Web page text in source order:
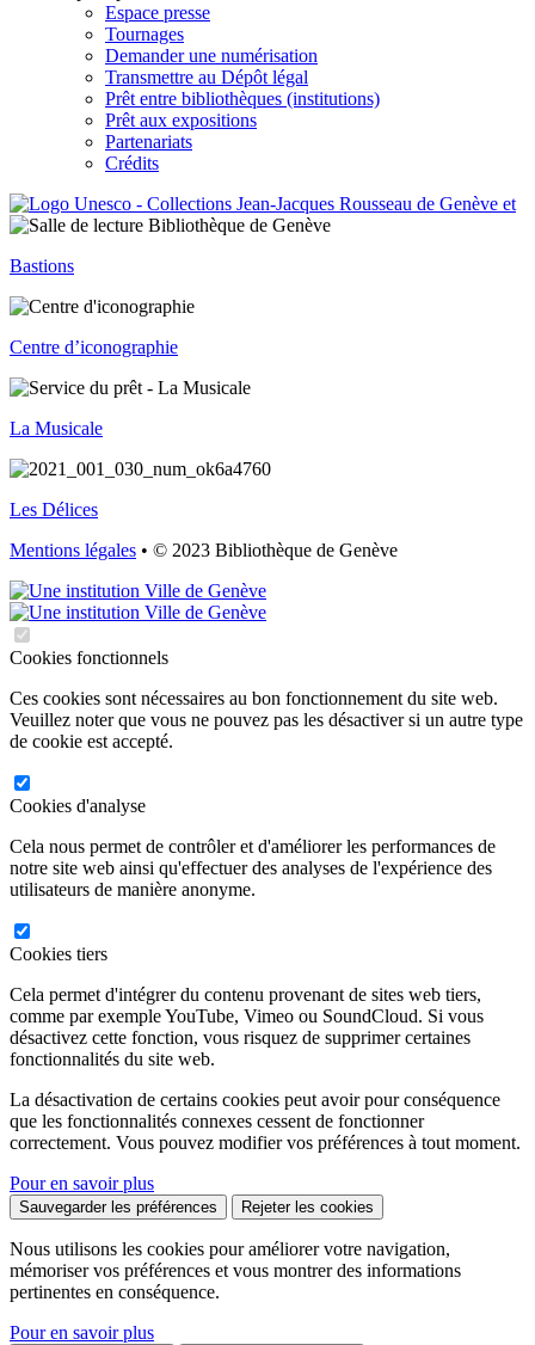
Espace presse
Tournages
Demander une numérisation
Transmettre au Dépôt légal
Prêt entre bibliothèques (institutions)
Prêt aux expositions
Partenariats
Crédits
Bastions
Centre d’iconographie
La Musicale
Les Délices
Mentions légales • © 2023 Bibliothèque de Genève
Cookies fonctionnels
Ces cookies sont nécessaires au bon fonctionnement du site web.
Veuillez noter que vous ne pouvez pas les désactiver si un autre type
de cookie est accepté.
Cookies d'analyse
Cela nous permet de contrôler et d'améliorer les performances de
notre site web ainsi qu'effectuer des analyses de l'expérience des
utilisateurs de manière anonyme.
Cookies tiers
Cela permet d'intégrer du contenu provenant de sites web tiers,
comme par exemple YouTube, Vimeo ou SoundCloud. Si vous
désactivez cette fonction, vous risquez de supprimer certaines
fonctionnalités du site web.
La désactivation de certains cookies peut avoir pour conséquence
que les fonctionnalités connexes cessent de fonctionner
correctement. Vous pouvez modifier vos préférences à tout moment.
Pour en savoir plus
Sauvegarder les préférences Rejeter les cookies
Nous utilisons les cookies pour améliorer votre navigation,
mémoriser vos préférences et vous montrer des informations
pertinentes en conséquence.
Pour en savoir plus